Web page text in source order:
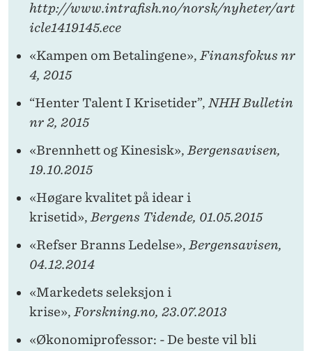
http://www.intrafish.no/norsk/nyheter/art
icle1419145.ece
«Kampen om Betalingene», Finansfokus nr
4, 2015
“Henter Talent I Krisetider”, NHH Bulletin
nr 2, 2015
«Brennhett og Kinesisk», Bergensavisen,
19.10.2015
«Høgare kvalitet på idear i
krisetid», Bergens Tidende, 01.05.2015
«Refser Branns Ledelse», Bergensavisen,
04.12.2014
«Markedets seleksjon i
krise», Forskning.no, 23.07.2013
«Økonomiprofessor: - De beste vil bli